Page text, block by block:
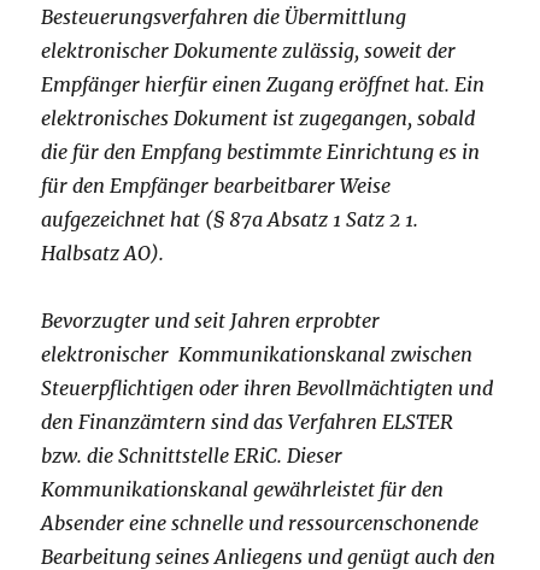
Besteuerungsverfahren die Übermittlung
elektronischer Dokumente zulässig, soweit der
Empfänger hierfür einen Zugang eröffnet hat. Ein
elektronisches Dokument ist zugegangen, sobald
die für den Empfang bestimmte Einrichtung es in
für den Empfänger bearbeitbarer Weise
aufgezeichnet hat (§ 87a Absatz 1 Satz 2 1.
Halbsatz AO).
Bevorzugter und seit Jahren erprobter
elektronischer Kommunikationskanal zwischen
Steuerpflichtigen oder ihren Bevollmächtigten und
den Finanzämtern sind das Verfahren ELSTER
bzw. die Schnittstelle ERiC. Dieser
Kommunikationskanal gewährleistet für den
Absender eine schnelle und ressourcenschonende
Bearbeitung seines Anliegens und genügt auch den